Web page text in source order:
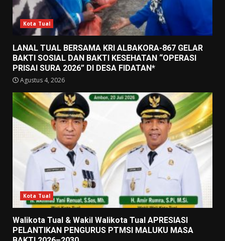
Kota Tual
LANAL TUAL BERSAMA KRI ALBAKORA-867 GELAR
BAKTI SOSIAL DAN BAKTI KESEHATAN “OPERASI
PRISAI SURA 2026” DI DESA FIDATAN*
Agustus 4, 2026
Kota Tual
Walikota Tual & Wakil Walikota Tual APRESIASI
PELANTIKAN PENGURUS PTMSI MALUKU MASA